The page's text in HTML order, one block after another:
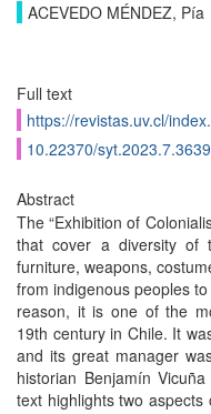
ACEVEDO MÉNDEZ, Pía
Full text
https://revistas.uv.cl/
10.22370/syt.2023.7.3639
Abstract
The “Exhibition of
that cover a diversity of
furniture, weapons,
from indigenous peoples
reason, it is one of the
19th century in Chile. It
and its great manager
historian Benjamín
text highlights two